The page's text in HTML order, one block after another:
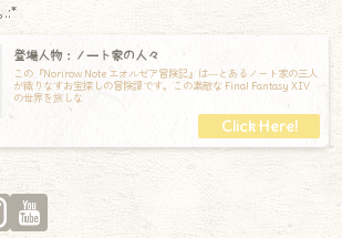
登場人物：ノート家の人々
この『Norirow Note エオルゼア冒険記』は―とあるノート家の三人
が織りなすお宝探しの冒険譚です。この素敵な Final Fantasy XIV
の世界を旅しな